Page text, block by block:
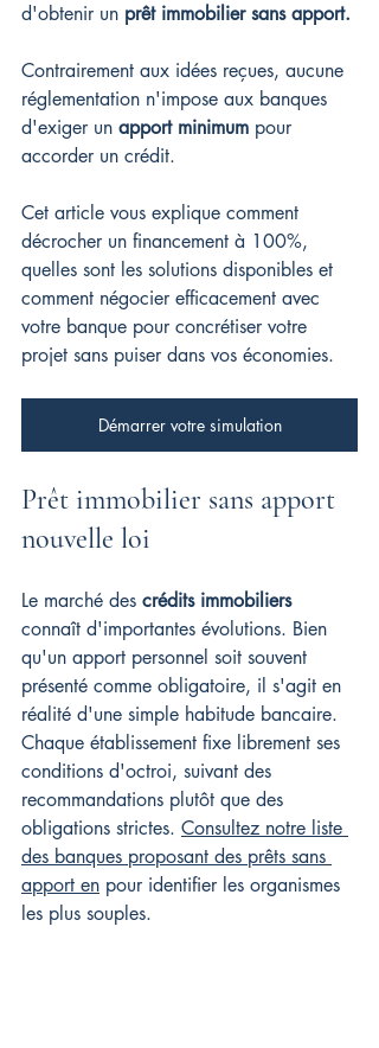
d'obtenir un prêt immobilier sans apport.
Contrairement aux idées reçues, aucune
réglementation n'impose aux banques
d'exiger un apport minimum pour
accorder un crédit.
Cet article vous explique comment
décrocher un financement à 100%,
quelles sont les solutions disponibles et
comment négocier efficacement avec
votre banque pour concrétiser votre
projet sans puiser dans vos économies.
Démarrer votre simulation
Prêt immobilier sans apport
nouvelle loi
Le marché des crédits immobiliers
connaît d'importantes évolutions. Bien
qu'un apport personnel soit souvent
présenté comme obligatoire, il s'agit en
réalité d'une simple habitude bancaire.
Chaque établissement fixe librement ses
conditions d'octroi, suivant des
recommandations plutôt que des
obligations strictes. Consultez notre liste
des banques proposant des prêts sans
apport en pour identifier les organismes
les plus souples.